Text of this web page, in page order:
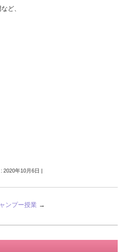
ど、
:2020年10月6日 |
ンプー授業 →